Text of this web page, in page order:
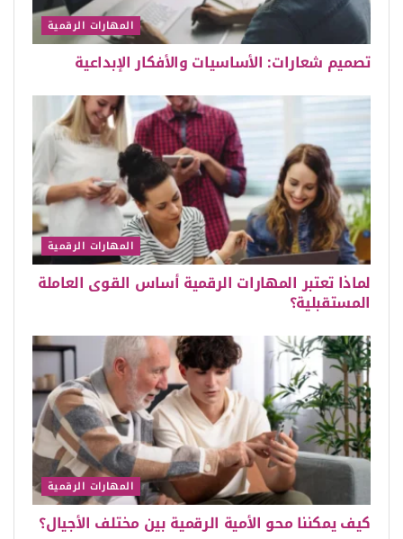
المهارات الرقمية
تصميم شعارات: الأساسيات والأفكار الإبداعية
المهارات الرقمية
لماذا تعتبر المهارات الرقمية أساس القوى العاملة
المستقبلية؟
المهارات الرقمية
كيف يمكننا محو الأمية الرقمية بين مختلف الأجيال؟